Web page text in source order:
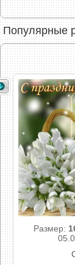
Популярные
Размер: